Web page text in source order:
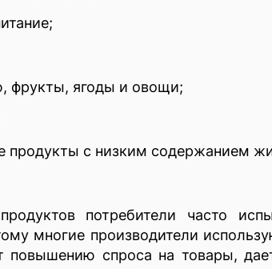
фрукты, ягоды и овощи;
с низким содержанием
потребители часто
многие производители
повышению спроса на товары,